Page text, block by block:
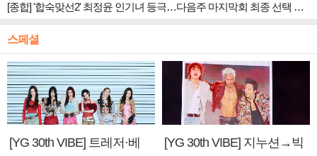
[종합] '합숙맞선2' 최정윤 인기녀 등극…다음주 마지막회 최종 선택 예고
스페셜
[YG 30th VIBE] 트레저·베
[YG 30th VIBE] 지누션→빅